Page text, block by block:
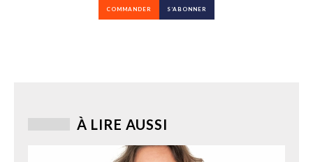
COMMANDER S’ABONNER
À LIRE AUSSI